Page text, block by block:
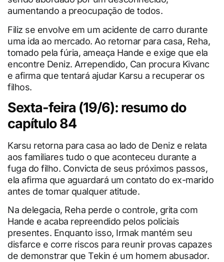
aumentando a preocupação de todos.
Filiz se envolve em um acidente de carro durante
uma ida ao mercado. Ao retornar para casa, Reha,
tomado pela fúria, ameaça Hande e exige que ela
encontre Deniz. Arrependido, Can procura Kivanc
e afirma que tentará ajudar Karsu a recuperar os
filhos.
Sexta-feira (19/6): resumo do
capítulo 84
Karsu retorna para casa ao lado de Deniz e relata
aos familiares tudo o que aconteceu durante a
fuga do filho. Convicta de seus próximos passos,
ela afirma que aguardará um contato do ex-marido
antes de tomar qualquer atitude.
Na delegacia, Reha perde o controle, grita com
Hande e acaba repreendido pelos policiais
presentes. Enquanto isso, Irmak mantém seu
disfarce e corre riscos para reunir provas capazes
de demonstrar que Tekin é um homem abusador.